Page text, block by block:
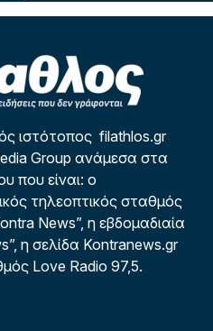
ιστότοπος filathlos.gr
Group ανάμεσα στα
που είναι: ο
τηλεοπτικός σταθμός
News”, η εβδομαδιαία
η σελίδα Kontranews.gr
Love Radio 97,5.